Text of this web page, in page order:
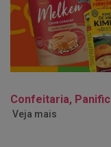
Confeitaria,
Veja mais